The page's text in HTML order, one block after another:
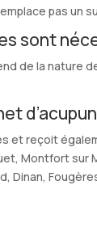
pas un
sont
de la nature
et reçoit
Montfort sur
Dinan,